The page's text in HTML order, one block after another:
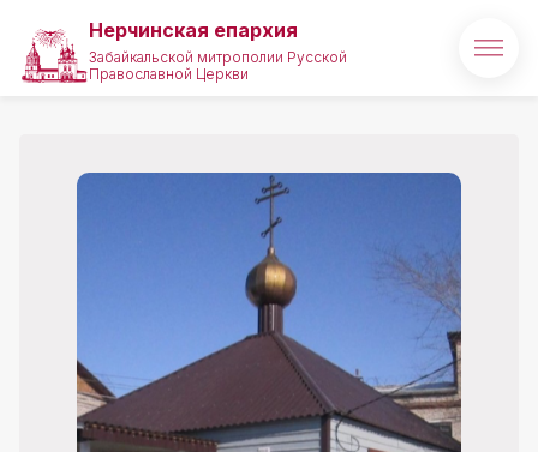
Нерчинская епархия
Забайкальской митрополии Русской
Православной Церкви
Проекты
Святые и святыни